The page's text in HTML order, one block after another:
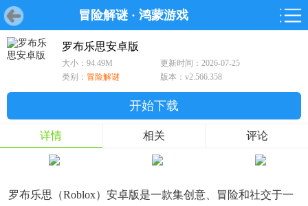
冒险解谜· 鸿蒙游戏
首页 游戏 软件
首页 游戏 软件 鸿蒙
游戏
鸿蒙
软件
专题
罗布乐思安卓版
大小：94.49M
更新时间：2026-07-25
类别： 冒险解谜 版本：v2.566.358
开始下载
详情 相关 评论
罗布乐思（Roblox）安卓版是一款集创意、冒险和社交于一